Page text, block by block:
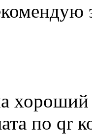
хороший
по qr